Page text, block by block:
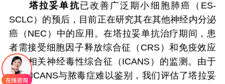
塔拉妥单抗已改善广泛期小细胞肺癌（ES-
SCLC）的预后，目前正在研究其在其他神经内分泌
癌（NEC）中的应用。在塔拉妥单抗治疗期间，患
者需接受细胞因子释放综合征（CRS）和免疫效应
细胞相关神经毒性综合征（ICANS）的监测。由于
CRS/ICANS与脓毒症难以鉴别，我们评估了塔拉妥